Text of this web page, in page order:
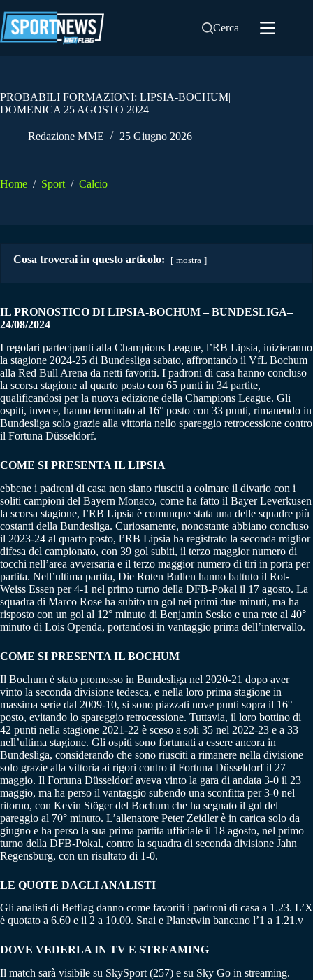
al
contenuto
Cerca
PROBABILI FORMAZIONI: LIPSIA-BOCHUM|
DOMENICA 25 AGOSTO 2024
Redazione MME 25 Giugno 2026
Home / Sport / Calcio
Cosa troverai in questo articolo: mostra
IL PRONOSTICO DI LIPSIA-BOCHUM – BUNDESLIGA–
24/08/2024
I regolari partecipanti alla Champions League, l’RB Lipsia, inizieranno
la stagione 2024-25 di Bundesliga sabato, affrontando il VfL Bochum
alla Red Bull Arena da netti favoriti. I padroni di casa hanno concluso
la scorsa stagione al quarto posto con 65 punti in 34 partite,
qualificandosi per la nuova edizione della Champions League. Gli
ospiti, invece, hanno terminato al 16° posto con 33 punti, rimanendo in
Bundesliga solo grazie alla vittoria nello spareggio retrocessione contro
il Fortuna Düsseldorf.
COME SI PRESENTA IL LIPSIA
ebbene i padroni di casa non siano riusciti a colmare il divario con i
soliti campioni del Bayern Monaco, come ha fatto il Bayer Leverkusen
la scorsa stagione, l’RB Lipsia è comunque stata una delle squadre più
costanti della Bundesliga. Curiosamente, nonostante abbiano concluso
il 2023-24 al quarto posto, l’RB Lipsia ha registrato la seconda miglior
difesa del campionato, con 39 gol subiti, il terzo maggior numero di
tocchi nell’area avversaria e il terzo maggior numero di tiri in porta per
partita. Nell’ultima partita, Die Roten Bullen hanno battuto il Rot-
Weiss Essen per 4-1 nel primo turno della DFB-Pokal il 17 agosto. La
squadra di Marco Rose ha subito un gol nei primi due minuti, ma ha
risposto con un gol al 12° minuto di Benjamin Sesko e una rete al 40°
minuto di Lois Openda, portandosi in vantaggio prima dell’intervallo.
COME SI PRESENTA IL BOCHUM
Il Bochum è stato promosso in Bundesliga nel 2020-21 dopo aver
vinto la seconda divisione tedesca, e nella loro prima stagione in
massima serie dal 2009-10, si sono piazzati nove punti sopra il 16°
posto, evitando lo spareggio retrocessione. Tuttavia, il loro bottino di
42 punti nella stagione 2021-22 è sceso a soli 35 nel 2022-23 e a 33
nell’ultima stagione. Gli ospiti sono fortunati a essere ancora in
Bundesliga, considerando che sono riusciti a rimanere nella divisione
solo grazie alla vittoria ai rigori contro il Fortuna Düsseldorf il 27
maggio. Il Fortuna Düsseldorf aveva vinto la gara di andata 3-0 il 23
maggio, ma ha perso il vantaggio subendo una sconfitta per 3-0 nel
ritorno, con Kevin Stöger del Bochum che ha segnato il gol del
pareggio al 70° minuto. L’allenatore Peter Zeidler è in carica solo da
giugno e ha perso la sua prima partita ufficiale il 18 agosto, nel primo
turno della DFB-Pokal, contro la squadra di seconda divisione Jahn
Regensburg, con un risultato di 1-0.
LE QUOTE DAGLI ANALISTI
Gli analisti di Betflag danno come favoriti i padroni di casa a 1.23. L’X
è quotato a 6.60 e il 2 a 10.00. Snai e Planetwin bancano l’1 a 1.21.v
DOVE VEDERLA IN TV E STREAMING
Il match sarà visibile su SkySport (257) e su Sky Go in streaming.